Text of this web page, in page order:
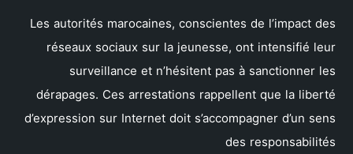
Les autorités marocaines, conscientes de l’impact des
réseaux sociaux sur la jeunesse, ont intensifié leur
surveillance et n’hésitent pas à sanctionner les
dérapages. Ces arrestations rappellent que la liberté
d’expression sur Internet doit s’accompagner d’un sens
des responsabilités